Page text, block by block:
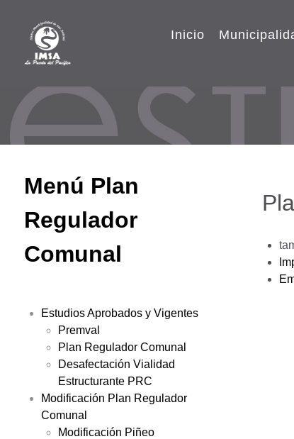
Inicio
Menú Plan
Regulador
Comunal
Estudios Aprobados y Vigentes
Premval
Plan Regulador Comunal
Desafectación Vialidad
Estructurante PRC
Modificación Plan Regulador
Comunal
Modificación Piñeo